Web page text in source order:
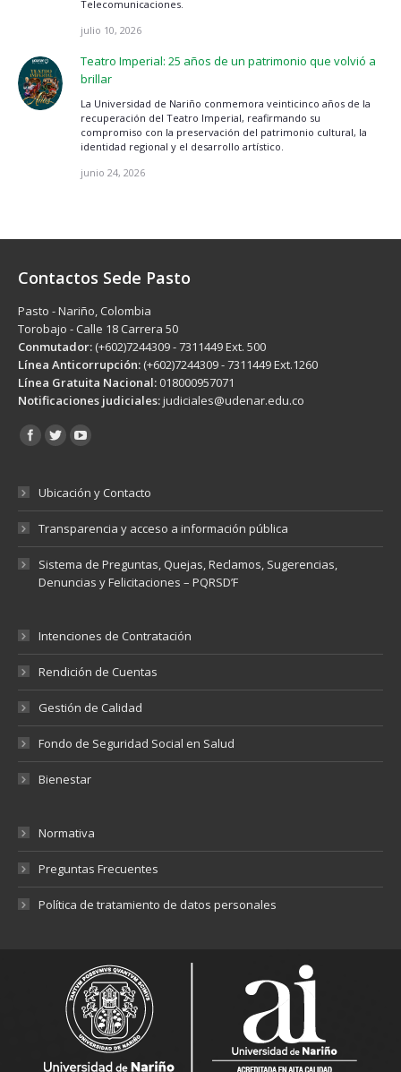
Telecomunicaciones.
julio 10, 2026
Teatro Imperial: 25 años de un patrimonio que volvió a
brillar
La Universidad de Nariño conmemora veinticinco años de la
recuperación del Teatro Imperial, reafirmando su
compromiso con la preservación del patrimonio cultural, la
identidad regional y el desarrollo artístico.
junio 24, 2026
Contactos Sede Pasto
Pasto - Nariño, Colombia
Torobajo - Calle 18 Carrera 50
Conmutador: (+602)7244309 - 7311449 Ext. 500
Línea Anticorrupción: (+602)7244309 - 7311449 Ext.1260
Línea Gratuita Nacional: 018000957071
Notificaciones judiciales:judiciales@udenar.edu.co
Encuéntranos en:
Ubicación y Contacto
Transparencia y acceso a información pública
Sistema de Preguntas, Quejas, Reclamos, Sugerencias,
Denuncias y Felicitaciones – PQRSD’F
Intenciones de Contratación
Rendición de Cuentas
Gestión de Calidad
Fondo de Seguridad Social en Salud
Bienestar
Normativa
Preguntas Frecuentes
Política de tratamiento de datos personales